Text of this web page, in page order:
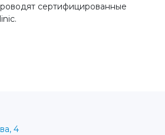
сертифицированные
4